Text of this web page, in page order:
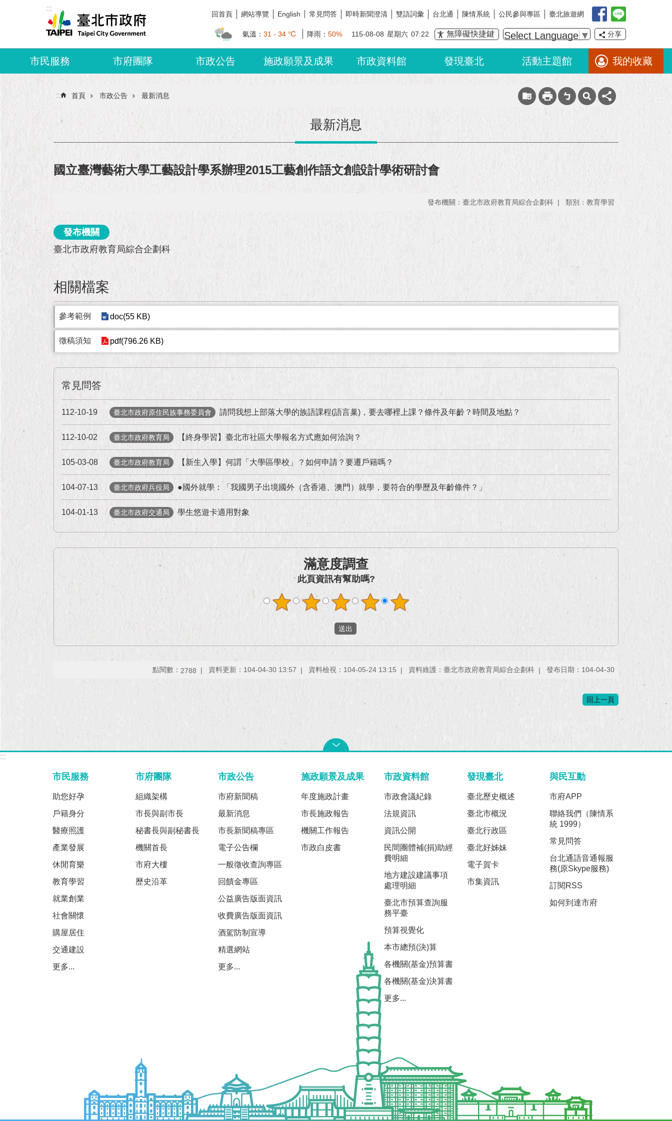
跳到主要內容區塊
:::
回首頁 網站導覽 English 常見問答 即時新聞澄清 雙語詞彙 台北通 陳情系統 公民參與專區 臺北旅遊網
氣溫： 31 - 34 ℃ 降雨： 50% 115-08-08 星期六 07:22 無障礙快捷鍵 Select Language ▼ 分享
市民服務 市府團隊 市政公告 施政願景及成果 市政資料館 發現臺北 活動主題館 我的收藏
::: 首頁 市政公告 最新消息
最新消息
國立臺灣藝術大學工藝設計學系辦理2015工藝創作語文創設計學術研討會
發布機關：臺北市政府教育局綜合企劃科 類別：教育學習
發布機關
臺北市政府教育局綜合企劃科
相關檔案
參考範例 doc(55 KB)
徵稿須知 pdf(796.26 KB)
常見問答
112-10-19 臺北市政府原住民族事務委員會 請問我想上部落大學的族語課程(語言巢)，要去哪裡上課？條件及年齡？時間及地點？
112-10-02 臺北市政府教育局 【終身學習】臺北市社區大學報名方式應如何洽詢？
105-03-08 臺北市政府教育局 【新生入學】何謂「大學區學校」？如何申請？要遷戶籍嗎？
104-07-13 臺北市政府兵役局 ●國外就學：「我國男子出境國外（含香港、澳門）就學，要符合的學歷及年齡條件？」
104-01-13 臺北市政府交通局 學生悠遊卡適用對象
滿意度調查
此頁資訊有幫助嗎?
點閱數： 2788 資料更新：104-04-30 13:57 資料檢視：104-05-24 13:15 資料維護：臺北市政府教育局綜合企劃科 發布日期：104-04-30
回上一頁
:::
市民服務
助您好孕
戶籍身分
醫療照護
產業發展
休閒育樂
教育學習
就業創業
社會關懷
購屋居住
交通建設
更多...
市府團隊
組織架構
市長與副市長
秘書長與副秘書長
機關首長
市府大樓
歷史沿革
市政公告
市府新聞稿
最新消息
市長新聞稿專區
電子公告欄
一般徵收查詢專區
回饋金專區
公益廣告版面資訊
收費廣告版面資訊
酒駕防制宣導
精選網站
更多...
施政願景及成果
年度施政計畫
市長施政報告
機關工作報告
市政白皮書
市政資料館
市政會議紀錄
法規資訊
資訊公開
民間團體補(捐)助經
費明細
地方建設建議事項
處理明細
臺北市預算查詢服
務平臺
預算視覺化
本市總預(決)算
各機關(基金)預算書
各機關(基金)決算書
更多...
發現臺北
臺北歷史概述
臺北市概況
臺北行政區
臺北好姊妹
電子賀卡
市集資訊
與民互動
市府APP
聯絡我們（陳情系
統 1999）
常見問答
台北通語音通報服
務(原Skype服務)
訂閱RSS
如何到達市府